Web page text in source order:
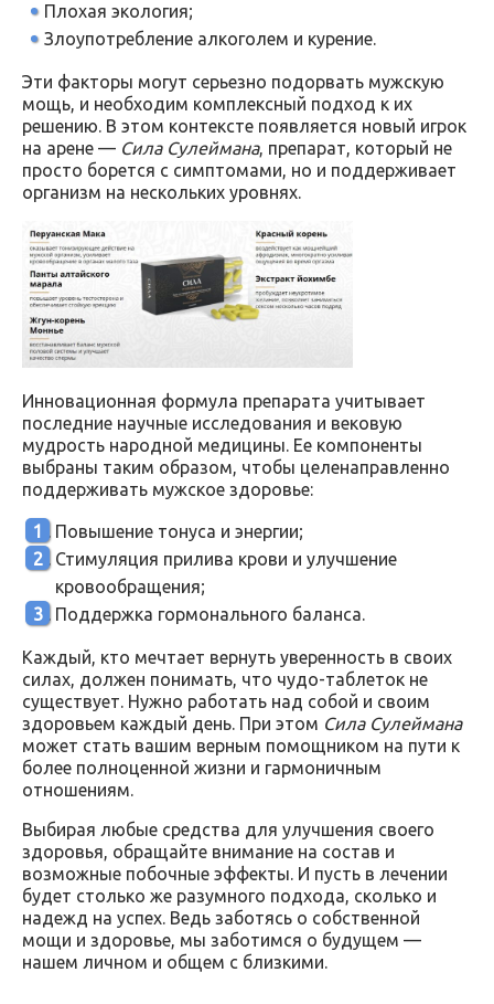
Плохая экология;
Злоупотребление алкоголем и курение.
Эти факторы могут серьезно подорвать мужскую
мощь, и необходим комплексный подход к их
решению. В этом контексте появляется новый игрок
на арене — Сила Сулеймана, препарат, который не
просто борется с симптомами, но и поддерживает
организм на нескольких уровнях.
Инновационная формула препарата учитывает
последние научные исследования и вековую
мудрость народной медицины. Ее компоненты
выбраны таким образом, чтобы целенаправленно
поддерживать мужское здоровье:
Повышение тонуса и энергии;
Стимуляция прилива крови и улучшение
кровообращения;
Поддержка гормонального баланса.
Каждый, кто мечтает вернуть уверенность в своих
силах, должен понимать, что чудо-таблеток не
существует. Нужно работать над собой и своим
здоровьем каждый день. При этом Сила Сулеймана
может стать вашим верным помощником на пути к
более полноценной жизни и гармоничным
отношениям.
Выбирая любые средства для улучшения своего
здоровья, обращайте внимание на состав и
возможные побочные эффекты. И пусть в лечении
будет столько же разумного подхода, сколько и
надежд на успех. Ведь заботясь о собственной
мощи и здоровье, мы заботимся о будущем —
нашем личном и общем с близкими.